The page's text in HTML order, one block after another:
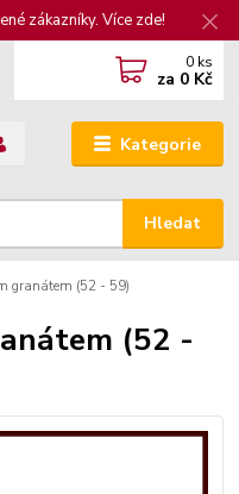
zákazníky. Více zde!
Kategorie
Hledat
0 ks
za 0 Kč
granátem (52 - 59)
(52 -